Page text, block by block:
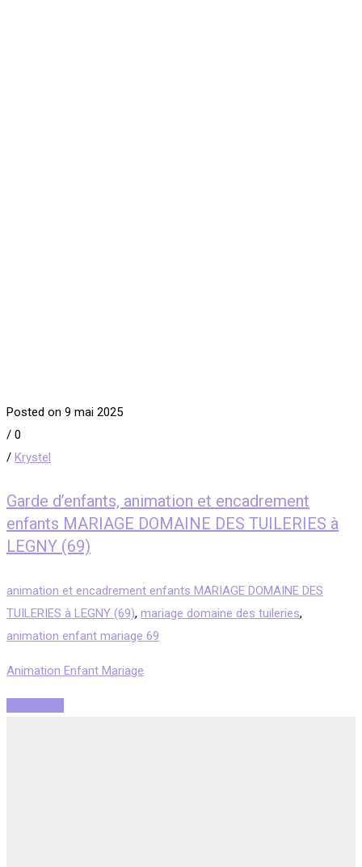
Posted on 9 mai 2025
/ 0
/ Krystel
Garde d’enfants, animation et encadrement
enfants MARIAGE DOMAINE DES TUILERIES à
LEGNY (69)
animation et encadrement enfants MARIAGE DOMAINE DES
TUILERIES à LEGNY (69), mariage domaine des tuileries,
animation enfant mariage 69
Animation Enfant Mariage